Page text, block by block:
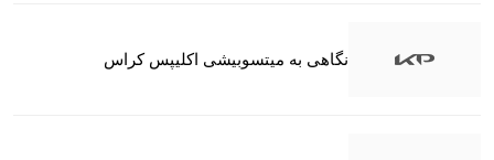
نگاهی به میتسوبیشی اکلیپس کراس